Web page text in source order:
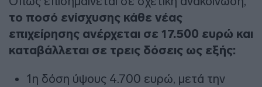
το ποσό ενίσχυσης κάθε νέας
επιχείρησης ανέρχεται σε 17.500 ευρώ και
καταβάλλεται σε τρεις δόσεις ως εξής:
1η δόση ύψους 4.700 ευρώ, μετά την